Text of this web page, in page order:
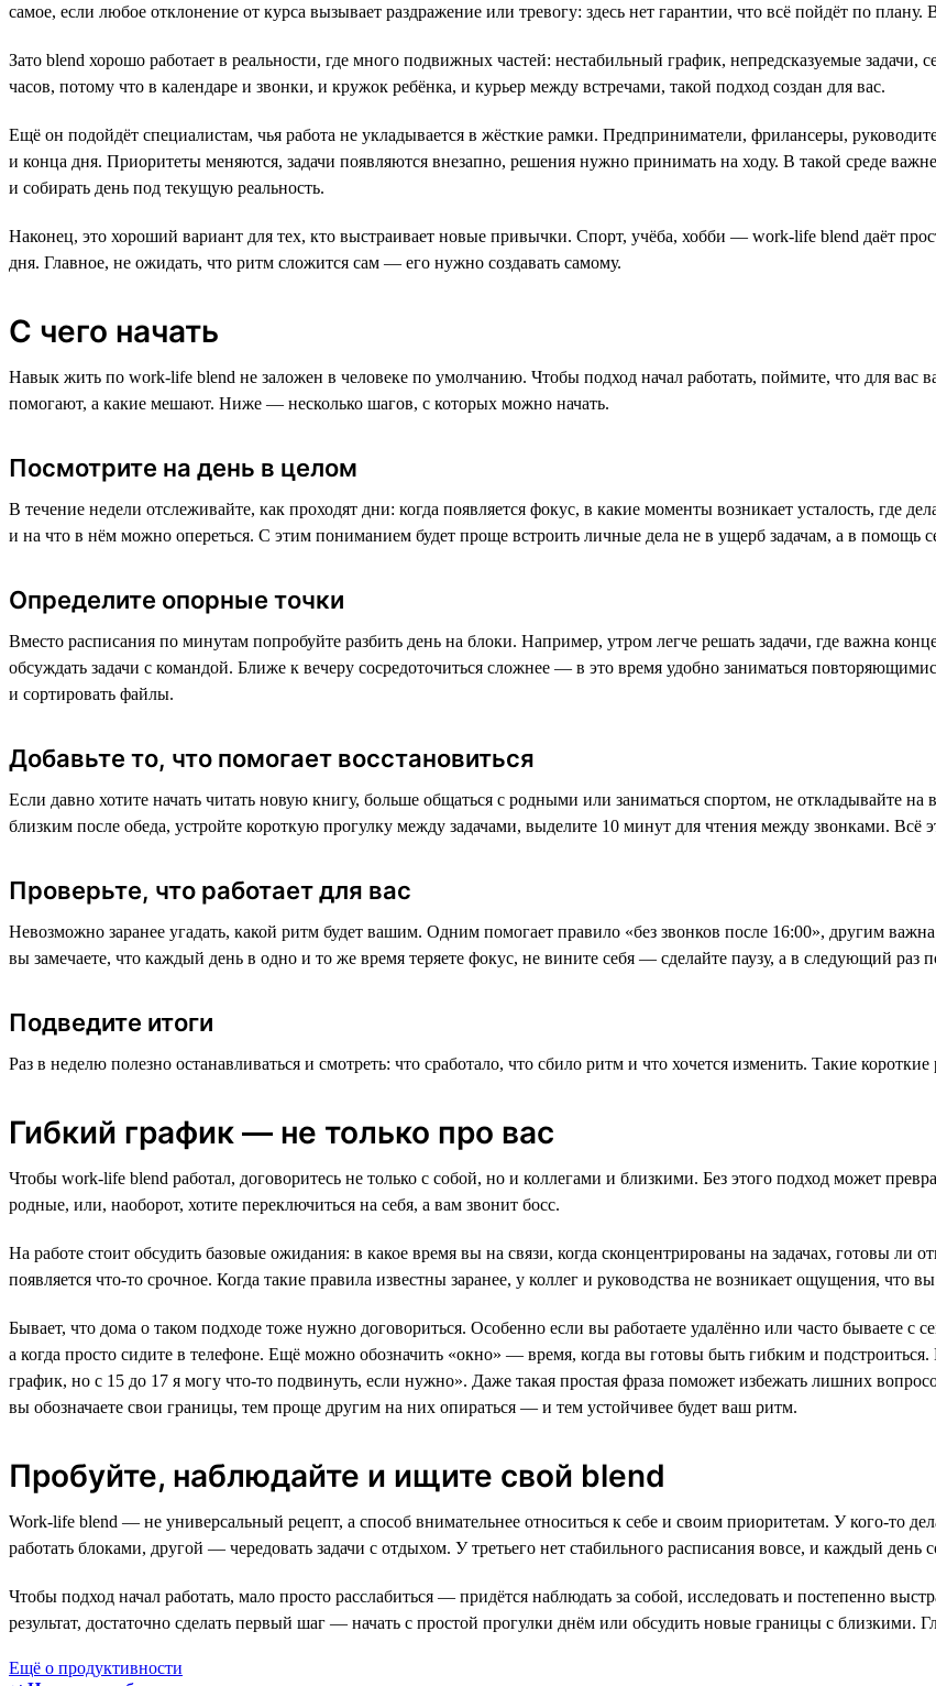
самое, если любое отклонение от курса вызывает раздражение или тревогу: здесь нет гарантии, что всё пойдёт по
Зато blend хорошо работает в реальности, где много подвижных частей: нестабильный график, непредсказуемые
часов, потому что в календаре и звонки, и кружок ребёнка, и курьер между встречами, такой подход создан для вас.
Ещё он подойдёт специалистам, чья работа не укладывается в жёсткие рамки. Предприниматели, фрилансеры,
и конца дня. Приоритеты меняются, задачи появляются внезапно, решения нужно принимать на ходу. В такой среде
и собирать день под текущую реальность.
Наконец, это хороший вариант для тех, кто выстраивает новые привычки. Спорт, учёба, хобби — work-life blend даёт
дня. Главное, не ожидать, что ритм сложится сам — его нужно создавать самому.
С чего начать
Навык жить по work-life blend не заложен в человеке по умолчанию. Чтобы подход начал работать, поймите, что для вас
помогают, а какие мешают. Ниже — несколько шагов, с которых можно начать.
Посмотрите на день в целом
В течение недели отслеживайте, как проходят дни: когда появляется фокус, в какие моменты возникает усталость, где
и на что в нём можно опереться. С этим пониманием будет проще встроить личные дела не в ущерб задачам, а в помощь
Определите опорные точки
Вместо расписания по минутам попробуйте разбить день на блоки. Например, утром легче решать задачи, где важна
обсуждать задачи с командой. Ближе к вечеру сосредоточиться сложнее — в это время удобно заниматься
и сортировать файлы.
Добавьте то, что помогает восстановиться
Если давно хотите начать читать новую книгу, больше общаться с родными или заниматься спортом, не откладывайте на
близким после обеда, устройте короткую прогулку между задачами, выделите 10 минут для чтения между звонками.
Проверьте, что работает для вас
Невозможно заранее угадать, какой ритм будет вашим. Одним помогает правило «без звонков после 16:00», другим
вы замечаете, что каждый день в одно и то же время теряете фокус, не вините себя — сделайте паузу, а в следующий раз
Подведите итоги
Раз в неделю полезно останавливаться и смотреть: что сработало, что сбило ритм и что хочется изменить. Такие
Гибкий график — не только про вас
Чтобы work-life blend работал, договоритесь не только с собой, но и коллегами и близкими. Без этого подход может
родные, или, наоборот, хотите переключиться на себя, а вам звонит босс.
На работе стоит обсудить базовые ожидания: в какое время вы на связи, когда сконцентрированы на задачах, готовы ли
появляется что-то срочное. Когда такие правила известны заранее, у коллег и руководства не возникает ощущения, что
Бывает, что дома о таком подходе тоже нужно договориться. Особенно если вы работаете удалённо или часто бываете
а когда просто сидите в телефоне. Ещё можно обозначить «окно» — время, когда вы готовы быть гибким и
график, но с 15 до 17 я могу что-то подвинуть, если нужно». Даже такая простая фраза поможет избежать лишних
вы обозначаете свои границы, тем проще другим на них опираться — и тем устойчивее будет ваш ритм.
Пробуйте, наблюдайте и ищите свой blend
Work-life blend — не универсальный рецепт, а способ внимательнее относиться к себе и своим приоритетам. У кого-то
работать блоками, другой — чередовать задачи с отдыхом. У третьего нет стабильного расписания вовсе, и каждый день
Чтобы подход начал работать, мало просто расслабиться — придётся наблюдать за собой, исследовать и постепенно
результат, достаточно сделать первый шаг — начать с простой прогулки днём или обсудить новые границы с близкими.
Ещё о продуктивности